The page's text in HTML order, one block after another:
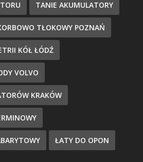
TANIE AKUMULATORY
TŁOKOWY POZNAŃ
KÓŁ ŁÓDŹ
VOLVO
KRAKÓW
ŁATY DO OPON